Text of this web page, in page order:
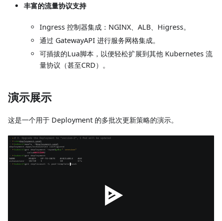
丰富的流量协议支持
Ingress 控制器集成：NGINX、ALB、Higress。
通过 GatewayAPI 进行服务网格集成。
可插拔的Lua脚本，以便轻松扩展到其他 Kubernetes 流
量协议（甚至CRD）。
演示展示
这是一个用于 Deployment 的多批次更新策略的演示。